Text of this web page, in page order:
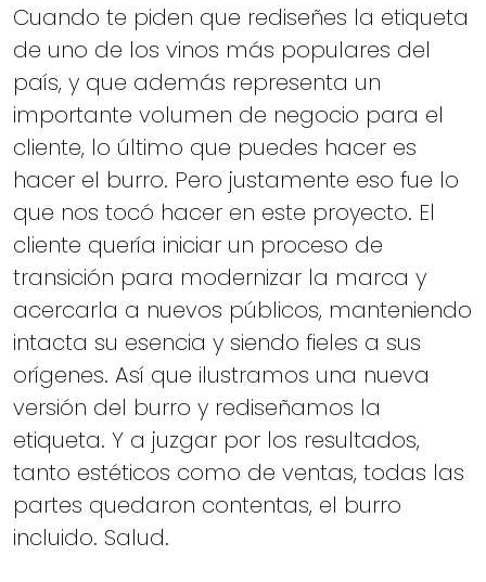
Cuando te piden que rediseñes la etiqueta
de uno de los vinos más populares del
país, y que además representa un
importante volumen de negocio para el
cliente, lo último que puedes hacer es
hacer el burro. Pero justamente eso fue lo
que nos tocó hacer en este proyecto. El
cliente quería iniciar un proceso de
transición para modernizar la marca y
acercarla a nuevos públicos, manteniendo
intacta su esencia y siendo fieles a sus
orígenes. Así que ilustramos una nueva
versión del burro y rediseñamos la
etiqueta. Y a juzgar por los resultados,
tanto estéticos como de ventas, todas las
partes quedaron contentas, el burro
incluido. Salud.